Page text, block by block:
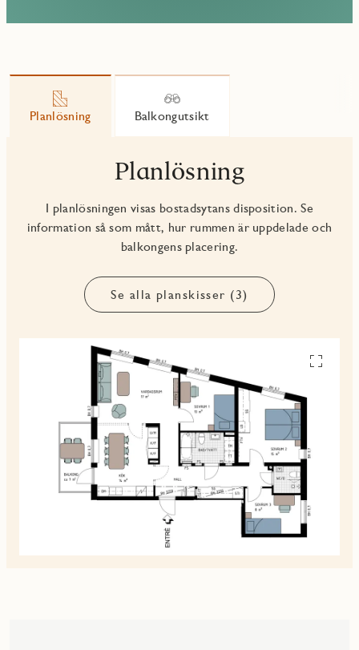
Planlösning Balkongutsikt
Planlösning
I planlösningen visas bostadsytans disposition. Se
information så som mått, hur rummen är uppdelade och
balkongens placering.
Se alla planskisser (3)
Se